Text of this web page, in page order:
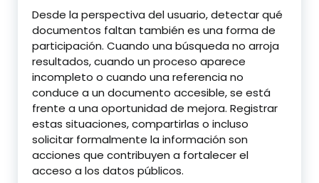
Desde la perspectiva del usuario, detectar qué
documentos faltan también es una forma de
participación. Cuando una búsqueda no arroja
resultados, cuando un proceso aparece
incompleto o cuando una referencia no
conduce a un documento accesible, se está
frente a una oportunidad de mejora. Registrar
estas situaciones, compartirlas o incluso
solicitar formalmente la información son
acciones que contribuyen a fortalecer el
acceso a los datos públicos.